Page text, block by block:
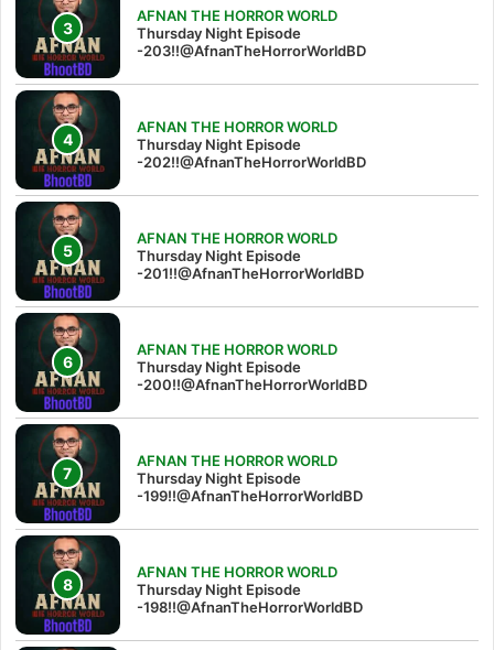
AFNAN THE HORROR WORLD
Thursday Night Episode
-203!!@AfnanTheHorrorWorldBD
AFNAN THE HORROR WORLD
Thursday Night Episode
-202!!@AfnanTheHorrorWorldBD
AFNAN THE HORROR WORLD
Thursday Night Episode
-201!!@AfnanTheHorrorWorldBD
AFNAN THE HORROR WORLD
Thursday Night Episode
-200!!@AfnanTheHorrorWorldBD
AFNAN THE HORROR WORLD
Thursday Night Episode
-199!!@AfnanTheHorrorWorldBD
AFNAN THE HORROR WORLD
Thursday Night Episode
-198!!@AfnanTheHorrorWorldBD